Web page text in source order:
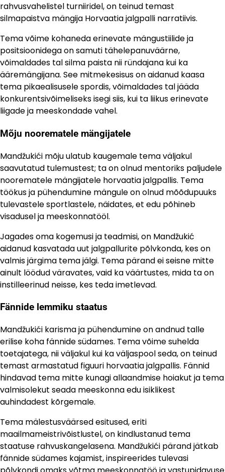
rahvusvahelistel turniiridel, on teinud temast
silmapaistva mängija Horvaatia jalgpalli narratiivis.
Tema võime kohaneda erinevate mängustiilide ja
positsioonidega on samuti tähelepanuväärne,
võimaldades tal silma paista nii ründajana kui ka
ääremängijana. See mitmekesisus on aidanud kaasa
tema pikaealisusele spordis, võimaldades tal jääda
konkurentsivõimeliseks isegi siis, kui ta liikus erinevate
liigade ja meeskondade vahel.
Mõju noorematele mängijatele
Mandžukići mõju ulatub kaugemale tema väljakul
saavutatud tulemustest; ta on olnud mentoriks paljudele
noorematele mängijatele horvaatia jalgpallis. Tema
töökus ja pühendumine mängule on olnud mõõdupuuks
tulevastele sportlastele, näidates, et edu põhineb
visadusel ja meeskonnatööl.
Jagades oma kogemusi ja teadmisi, on Mandžukić
aidanud kasvatada uut jalgpallurite põlvkonda, kes on
valmis järgima tema jälgi. Tema pärand ei seisne mitte
ainult löödud väravates, vaid ka väärtustes, mida ta on
instilleerinud neisse, kes teda imetlevad.
Fännide lemmiku staatus
Mandžukići karisma ja pühendumine on andnud talle
erilise koha fännide südames. Tema võime suhelda
toetajatega, nii väljakul kui ka väljaspool seda, on teinud
temast armastatud figuuri horvaatia jalgpallis. Fännid
hindavad tema mitte kunagi allaandmise hoiakut ja tema
valmisolekut seada meeskonna edu isiklikest
auhindadest kõrgemale.
Tema mälestusväärsed esitused, eriti
maailmameistrivõistlustel, on kindlustanud tema
staatuse rahvuskangelasena. Mandžukići pärand jätkab
fännide südames kajamist, inspireerides tulevasi